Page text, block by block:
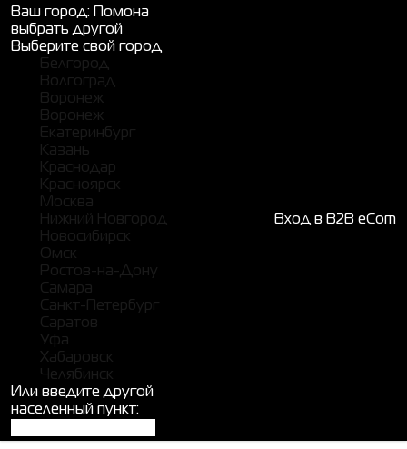
Ваш город:
Помона
выбрать другой
Выберите свой город
Белгород
Волгоград
Воронеж
Воронеж
Екатеринбург
Казань
Краснодар
Красноярск
Москва
Нижний Новгород
Новосибирск
Омск
Ростов-на-Дону
Самара
Санкт-Петербург
Саратов
Уфа
Хабаровск
Челябинск
Или введите другой
населенный пункт:
Вход в B2B eCom